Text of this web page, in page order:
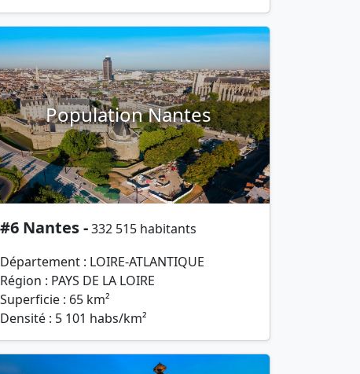
Population Nantes
#6 Nantes -332 515 habitants
Département : LOIRE-ATLANTIQUE
Région : PAYS DE LA LOIRE
Superficie : 65 km²
Densité : 5 101 habs/km²